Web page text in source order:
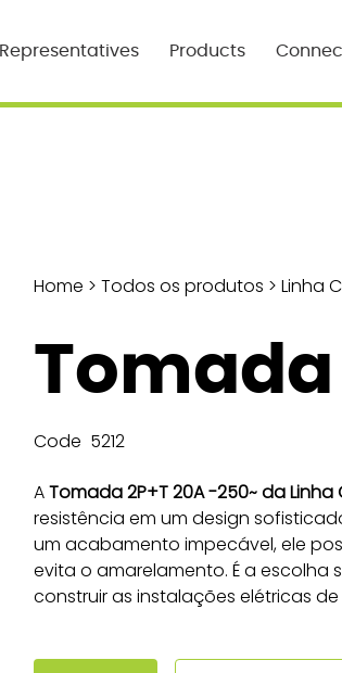
Representatives Products
Home > Todos os produtos > Linha
Tomada
Code 5212
A Tomada 2P+T 20A -250~ da Linha
resistência em um design
um acabamento impecável, ele
evita o amarelamento. É a escolha
construir as instalações elétricas